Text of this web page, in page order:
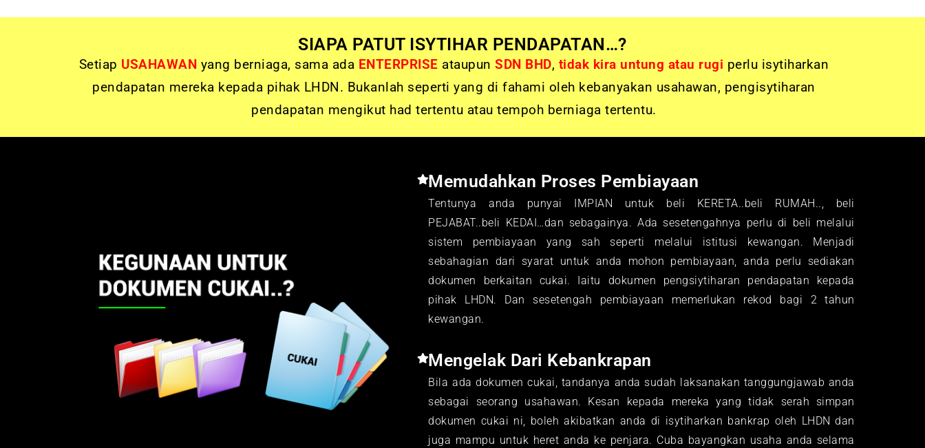
SIAPA PATUT ISYTIHAR PENDAPATAN…?
Setiap USAHAWAN yang berniaga, sama ada ENTERPRISE ataupunSDN BHD, tidak kira untung atau rugi perlu isytiharkan
pendapatan mereka kepada pihak LHDN. Bukanlah seperti yang di fahami oleh kebanyakan usahawan, pengisytiharan
pendapatan mengikut had tertentu atau tempoh berniaga tertentu.
Memudahkan Proses Pembiayaan
Tentunya anda punyai IMPIAN untuk beli KERETA..beli RUMAH.., beli
PEJABAT..beli KEDAI…dan sebagainya. Ada sesetengahnya perlu di beli melalui
sistem pembiayaan yang sah seperti melalui istitusi kewangan. Menjadi
sebahagian dari syarat untuk anda mohon pembiayaan, anda perlu sediakan
dokumen berkaitan cukai. Iaitu dokumen pengsiytiharan pendapatan kepada
pihak LHDN. Dan sesetengah pembiayaan memerlukan rekod bagi 2 tahun
kewangan.
Mengelak Dari Kebankrapan
Bila ada dokumen cukai, tandanya anda sudah laksanakan tanggungjawab anda
sebagai seorang usahawan. Kesan kepada mereka yang tidak serah simpan
dokumen cukai ni, boleh akibatkan anda di isytiharkan bankrap oleh LHDN dan
juga mampu untuk heret anda ke penjara. Cuba bayangkan usaha anda selama